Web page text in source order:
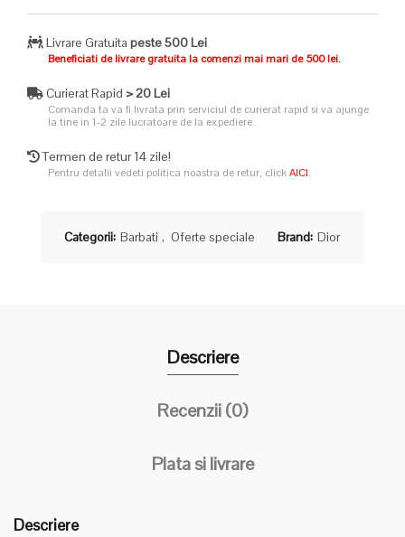
Livrare Gratuita peste 500 Lei
Beneficiati de livrare gratuita la comenzi mai mari de 500 lei.
Curierat Rapid > 20 Lei
Comanda ta va fi livrata prin serviciul de curierat rapid si va ajunge
la tine in 1-2 zile lucratoare de la expediere.
Termen de retur 14 zile!
Pentru detalii vedeti politica noastra de retur, clickAICI.
Categorii: Barbati , Oferte speciale Brand: Dior
Descriere
Recenzii (0)
Plata si livrare
Descriere